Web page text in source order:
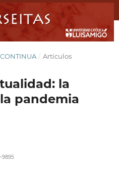
/ Artículos
la
pandemia
9895